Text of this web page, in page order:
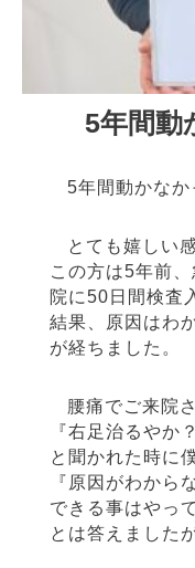
5年間
5年間動かなか
とても嬉しい
この方は5年前
院に50日間検査
結果、原因はわ
が経ちました。
腰痛でご来院
『右足治るやか
と聞かれた時に
『原因がわから
できる事はやっ
とは答えました